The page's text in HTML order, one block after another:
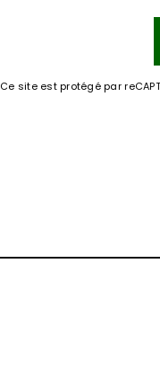
Ce site est protégé par